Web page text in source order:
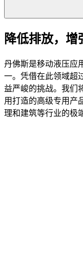
降低排放，增
丹佛斯是移动液压应
一。凭借在此领域超
益严峻的挑战。我们
用打造的高级专用产
理和建筑等行业的极